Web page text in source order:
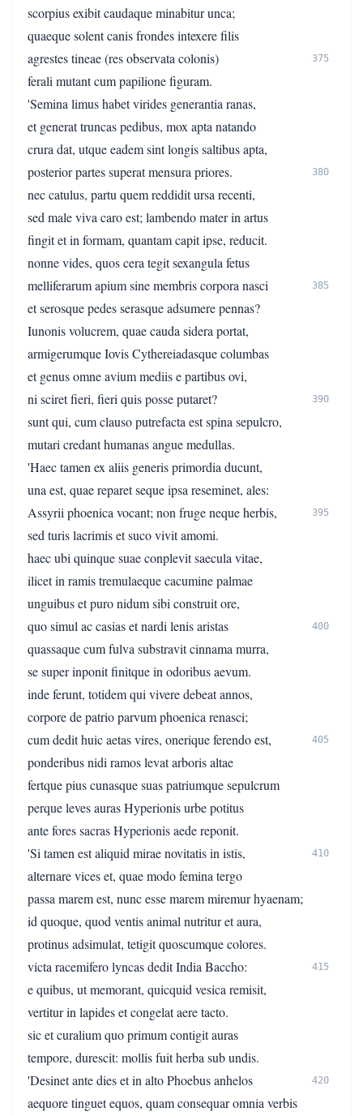
scorpius exibit caudaque minabitur unca;
quaeque solent canis frondes intexere filis
agrestes tineae (res observata colonis)
375
ferali mutant cum papilione figuram.
'Semina limus habet virides generantia ranas,
et generat truncas pedibus, mox apta natando
crura dat, utque eadem sint longis saltibus apta,
posterior partes superat mensura priores.
380
nec catulus, partu quem reddidit ursa recenti,
sed male viva caro est; lambendo mater in artus
fingit et in formam, quantam capit ipse, reducit.
nonne vides, quos cera tegit sexangula fetus
melliferarum apium sine membris corpora nasci
385
et serosque pedes serasque adsumere pennas?
Iunonis volucrem, quae cauda sidera portat,
armigerumque Iovis Cythereiadasque columbas
et genus omne avium mediis e partibus ovi,
ni sciret fieri, fieri quis posse putaret?
390
sunt qui, cum clauso putrefacta est spina sepulcro,
mutari credant humanas angue medullas.
'Haec tamen ex aliis generis primordia ducunt,
una est, quae reparet seque ipsa reseminet, ales:
Assyrii phoenica vocant; non fruge neque herbis,
395
sed turis lacrimis et suco vivit amomi.
haec ubi quinque suae conplevit saecula vitae,
ilicet in ramis tremulaeque cacumine palmae
unguibus et puro nidum sibi construit ore,
quo simul ac casias et nardi lenis aristas
400
quassaque cum fulva substravit cinnama murra,
se super inponit finitque in odoribus aevum.
inde ferunt, totidem qui vivere debeat annos,
corpore de patrio parvum phoenica renasci;
cum dedit huic aetas vires, onerique ferendo est,
405
ponderibus nidi ramos levat arboris altae
fertque pius cunasque suas patriumque sepulcrum
perque leves auras Hyperionis urbe potitus
ante fores sacras Hyperionis aede reponit.
'Si tamen est aliquid mirae novitatis in istis,
410
alternare vices et, quae modo femina tergo
passa marem est, nunc esse marem miremur hyaenam;
id quoque, quod ventis animal nutritur et aura,
protinus adsimulat, tetigit quoscumque colores.
victa racemifero lyncas dedit India Baccho:
415
e quibus, ut memorant, quicquid vesica remisit,
vertitur in lapides et congelat aere tacto.
sic et curalium quo primum contigit auras
tempore, durescit: mollis fuit herba sub undis.
'Desinet ante dies et in alto Phoebus anhelos
420
aequore tinguet equos, quam consequar omnia verbis